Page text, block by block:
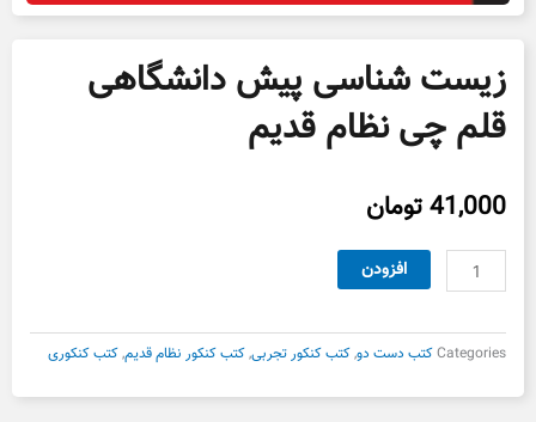
زیست شناسی پیش دانشگاهی
قلم چی نظام قدیم
41,000تومان
زیست
شناسی
دانشگاهی
چی
افزودن
Categoriesکتب دست دو,کتب کنکور تجربی,کتب کنکور نظام قدیم,کتب کنکوری